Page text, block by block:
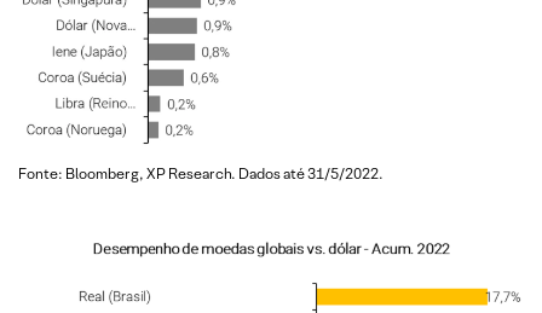
Fonte: Bloomberg, XP Research. Dados até 31/5/2022.